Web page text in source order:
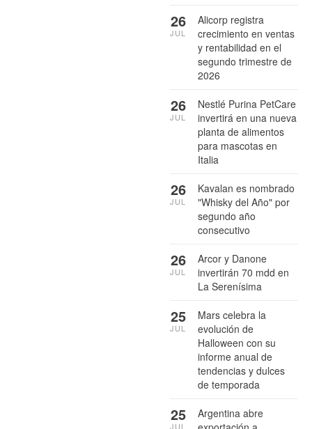
Alicorp registra
crecimiento en ventas
y rentabilidad en el
segundo trimestre de
2026
26
JUL
Nestlé Purina PetCare
invertirá en una nueva
planta de alimentos
para mascotas en
Italia
26
JUL
Kavalan es nombrado
"Whisky del Año" por
segundo año
consecutivo
26
JUL
Arcor y Danone
invertirán 70 mdd en
La Serenísima
26
JUL
Mars celebra la
evolución de
Halloween con su
informe anual de
tendencias y dulces
de temporada
25
JUL
Argentina abre
25
JUL